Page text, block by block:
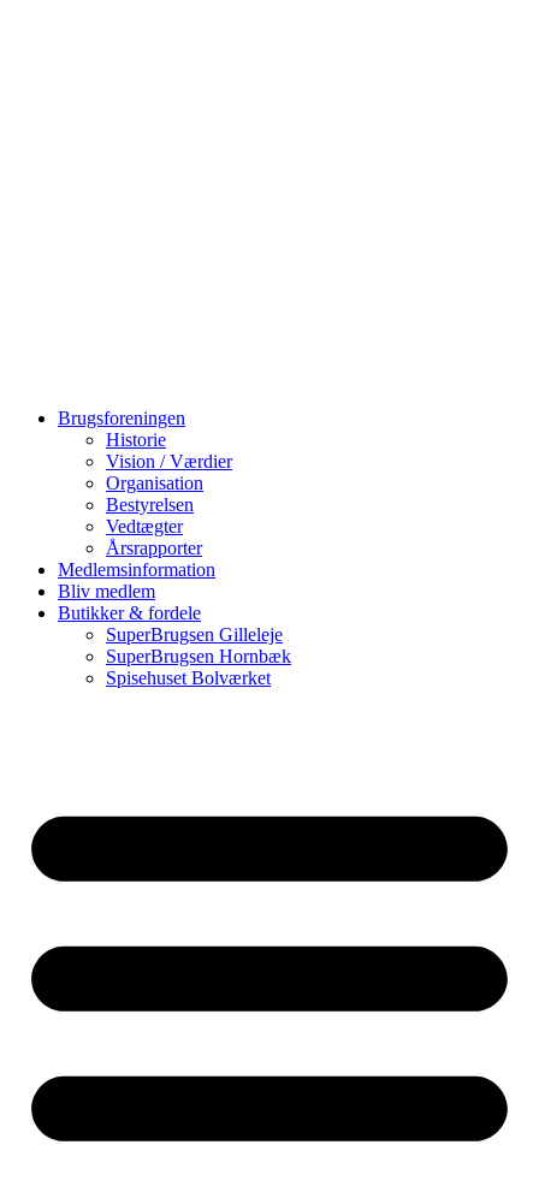
Brugsforeningen
Historie
Vision / Værdier
Organisation
Bestyrelsen
Vedtægter
Årsrapporter
Medlemsinformation
Bliv medlem
Butikker & fordele
SuperBrugsen Gilleleje
SuperBrugsen Hornbæk
Spisehuset Bolværket